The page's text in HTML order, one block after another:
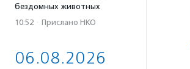
бездомных животных
10:52 · Прислано НКО
06.08.2026